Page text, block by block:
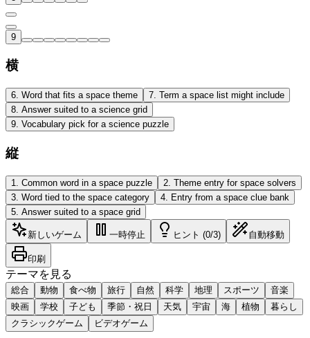
9
横
6. Word that fits a space theme 7. Term a space list might include
8. Answer suited to a science grid
9. Vocabulary pick for a science puzzle
縦
1 Common word in a space puzzle 2 Theme entry for space solvers
3 Word tied to the space category 4 Entry from a space clue bank
5 Answer suited to a space grid
新しいゲーム 一時停止 ヒント (0/3) 自動移動
印刷
テーマを見る
総合 動物 食べ物 旅行 自然 科学 地理 スポーツ
音楽
映画
学校 子ども 季節・祝日 天気 宇宙 海 植物
暮らし
クラシックゲーム
ビデオゲーム